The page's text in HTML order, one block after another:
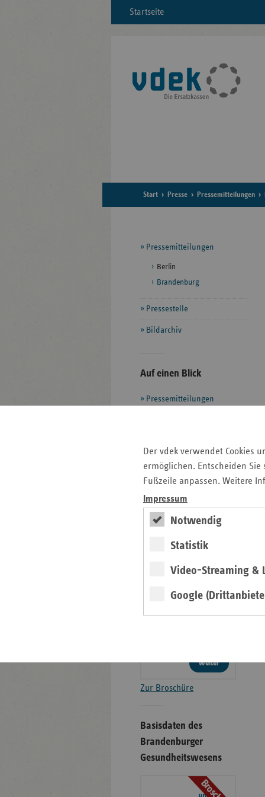
Der vdek verwendet Cookies
ermöglichen. Entscheiden
Fußzeile anpassen. Weitere
Impressum
Notwendig
Statistik
Video-Streaming &
Google
Startseite
Start Presse Pressemitteilungen
Seitennavigation
Pressemitteilungen
Berlin
Brandenburg
Pressestelle
Bildarchiv
Seitenleiste
weiteren
Auf einen Blick
Pressemitteilungen
Aktuelle Themen im Fokus
Kontakt und Anfahrt
Basisdaten des
Berliner
Broschüre
weiter
Zur Broschüre
Basisdaten des
Brandenburger
Gesundheitswesens